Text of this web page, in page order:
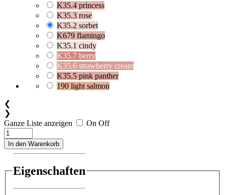
K35.4 princess
K35.3 rose
K35.2 sorbet
K679 flamingo
K35.1 cindy
K35.7 berry
K35.6 strawberry cream
K35.5 pink panther
190 light salmon
❮
❯
Ganze Liste anzeigen
On Off
In den Warenkorb
Eigenschaften